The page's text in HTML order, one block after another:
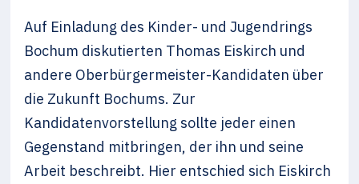
Auf Einladung des Kinder- und Jugendrings
Bochum diskutierten Thomas Eiskirch und
andere Oberbürgermeister-Kandidaten über
die Zukunft Bochums. Zur
Kandidatenvorstellung sollte jeder einen
Gegenstand mitbringen, der ihn und seine
Arbeit beschreibt. Hier entschied sich Eiskirch